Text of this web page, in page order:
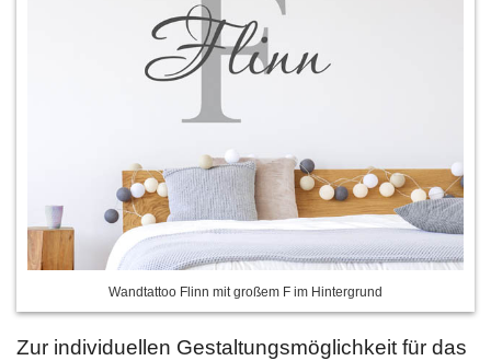
Wandtattoo Flinn mit großem F im Hintergrund
Zur individuellen Gestaltungsmöglichkeit für das